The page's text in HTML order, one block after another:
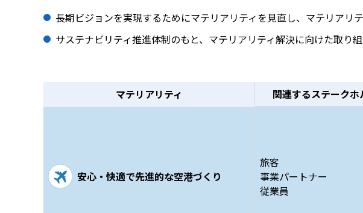
長期ビジョンを実現するためにマテリアリティを見直し、マテリアリ
サステナビリティ推進体制のもと、マテリアリティ解決に向けた取り
マテリアリティ
関連するステークホ
安心・快適で先進的な空港づくり
旅客
事業パートナー
従業員